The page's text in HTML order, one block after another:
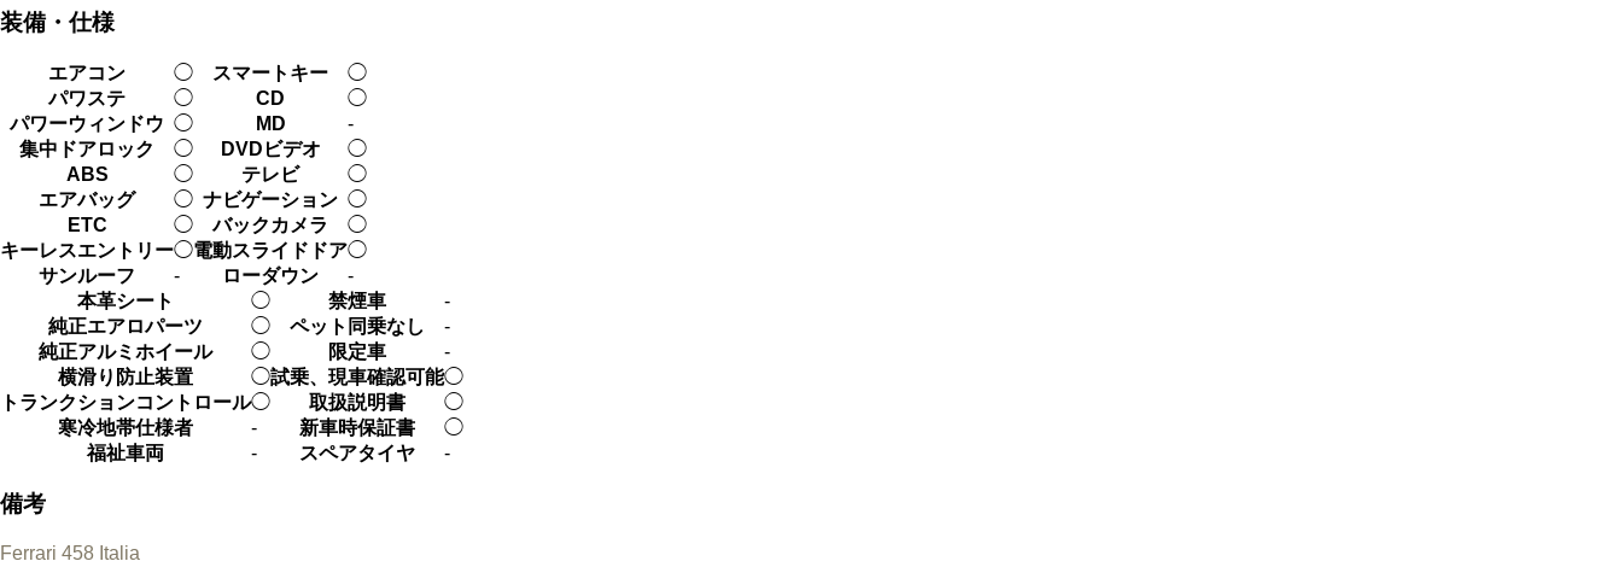
装備・仕様
エアコン ◯ スマートキー
◯
パワステ
◯ CD
◯
パワーウィンドウ ◯ MD
-
集中ドアロック
◯ DVDビデオ
◯
ABS
◯ テレビ
◯
エアバッグ
◯ ナビゲーション ◯
ETC
◯ バックカメラ
◯
キーレスエントリー◯電動スライドドア◯
サンルーフ
- ローダウン
-
本革シート
◯ 禁煙車
-
純正エアロパーツ
◯ ペット同乗なし
-
純正アルミホイール
◯ 限定車
-
横滑り防止装置
◯試乗、現車確認可能◯
トランクションコントロール◯ 取扱説明書
◯
寒冷地帯仕様者
- 新車時保証書
◯
福祉車両
- スペアタイヤ -
備考
Ferrari 458 Italia